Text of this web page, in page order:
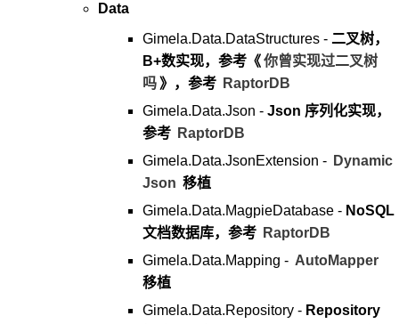
Data
Gimela.Data.DataStructures - 二叉树，
B+数实现，参考《你曾实现过二叉树
吗 》，参考 RaptorDB
Gimela.Data.Json - Json 序列化实现，
参考 RaptorDB
Gimela.Data.JsonExtension - Dynamic
Json 移植
Gimela.Data.MagpieDatabase - NoSQL
文档数据库，参考 RaptorDB
Gimela.Data.Mapping - AutoMapper
移植
Gimela.Data.Repository - Repository